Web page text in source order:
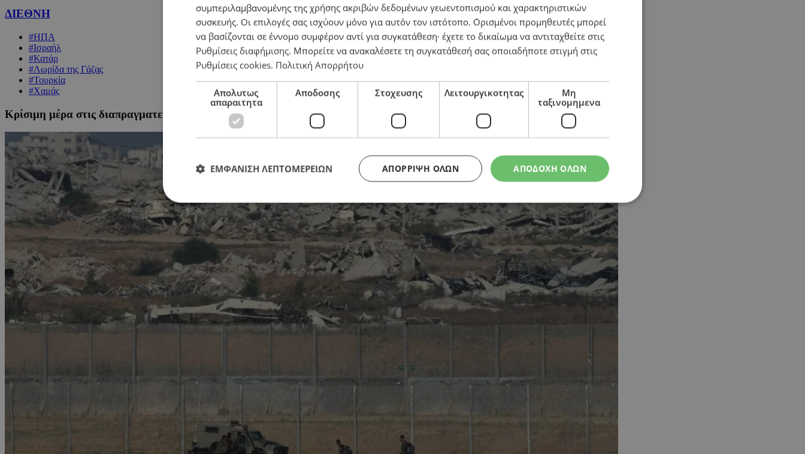
ΔΙΕΘΝΗ
#ΗΠΑ
#Ισραήλ
#Κατάρ
#Λωρίδα της Γάζας
#Τουρκία
#Χαμάς
Κρίσιμη μέρα στις διαπραγματεύσεις Ισραήλ – Χαμάς: ΗΠΑ, Κατάρ και Τουρκία συμμετέχουν στις συνομιλίες
συμπεριλαμβανομένης της χρήσης ακριβών δεδομένων γεωεντοπισμού και χαρακτηριστικών
συσκευής. Οι επιλογές σας ισχύουν μόνο για αυτόν τον ιστότοπο. Ορισμένοι προμηθευτές μπορεί
να βασίζονται σε έννομο συμφέρον αντί για συγκατάθεση· έχετε το δικαίωμα να αντιταχθείτε στις
Ρυθμίσεις διαφήμισης. Μπορείτε να ανακαλέσετε τη συγκατάθεσή σας οποιαδήποτε στιγμή στις
Ρυθμίσεις cookies. Πολιτική Απορρήτου
Απολυτως
απαραιτητα
Αποδοσης Στοχευσης Λειτουργικοτητας
Μη
ταξινομημενα
ΑΠΟΔΟΧΗ ΟΛΩΝ
ΑΠΌΡΡΙΨΗ ΌΛΩΝ
ΕΜΦΑΝΙΣΗ ΛΕΠΤΟΜΕΡΕΙΩΝ